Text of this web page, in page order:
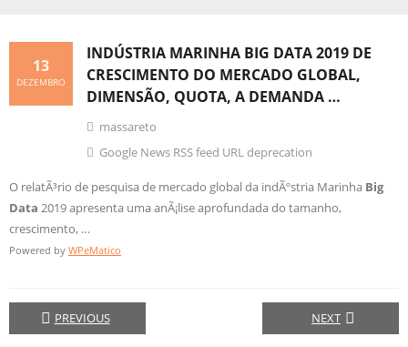
INDÚSTRIA MARINHA BIG DATA2019 DE
CRESCIMENTO DO MERCADO GLOBAL,
DIMENSÃO, QUOTA, A DEMANDA …
13
DEZEMBRO
massareto
Google News RSS feed URL deprecation
O relatÃ³rio de pesquisa de mercado global da indÃºstria Marinha Big
Data 2019 apresenta uma anÃ¡lise aprofundada do tamanho,
crescimento, …
Powered by WPeMatico
PREVIOUS NEXT